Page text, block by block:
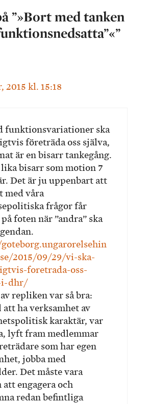
”»Bort med tanken
2015 kl. 15:18
funktionsvariationer ska
företräda oss själva,
är en bisarr tankegång.
bisarr som motion 7
Det är ju uppenbart att
med våra
frågor får
foten när ”andra” ska
2015/09/29/vi-ska-
foretrada-oss-
i-dhr/
repliken var så bra:
att ha verksamhet av
karaktär, var
lyft fram medlemmar
som har egen
jobba med
Det måste vara
att engagera och
redan befintliga